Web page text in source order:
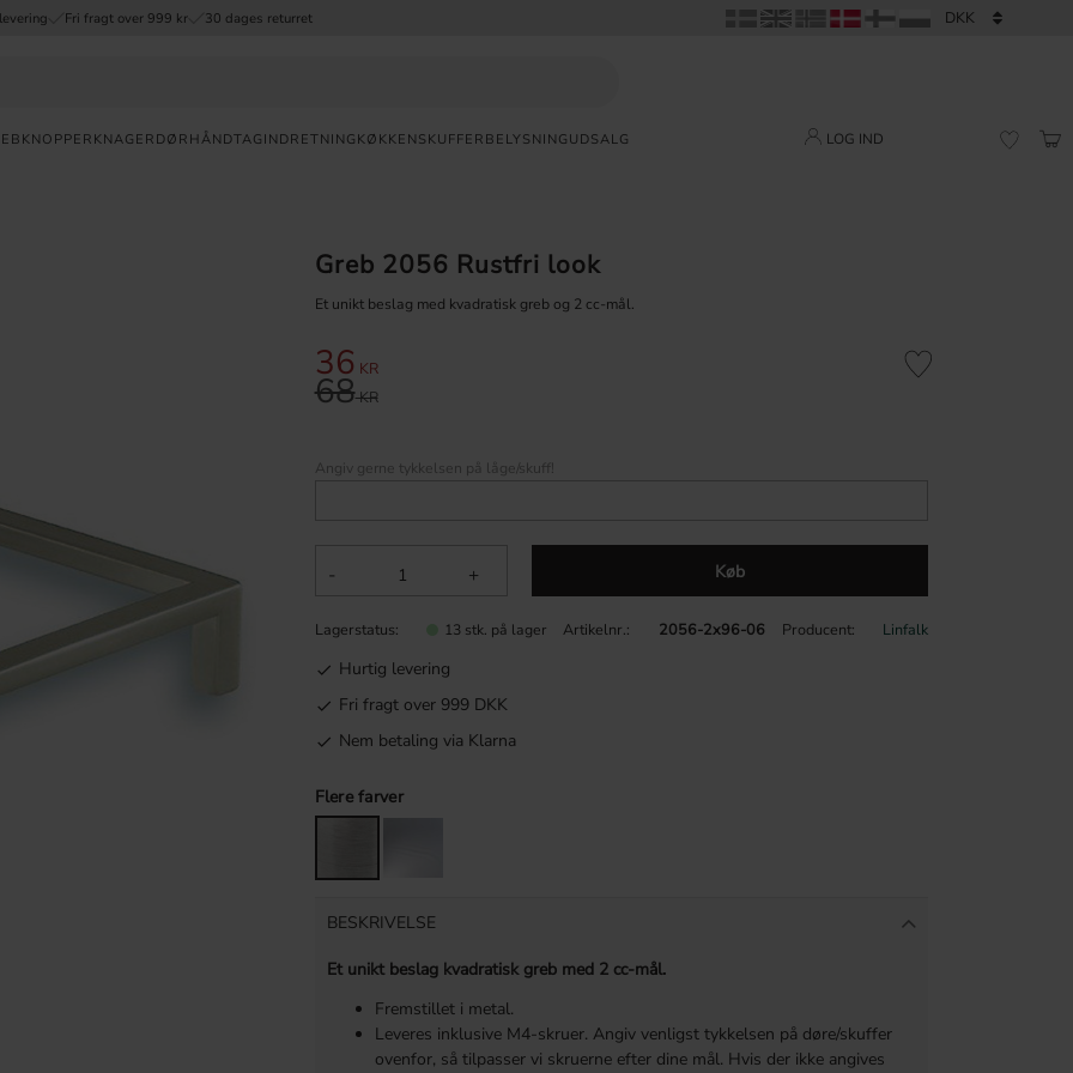
Fri fragt over 999 kr 30 dages returret
KNOPPER KNAGER DØRHÅNDTAG INDRETNING KØKKENSKUFFER BELYSNING UDSALG LOG IND
Greb 2056 Rustfri look
Et unikt beslag med kvadratisk greb og 2 cc-mål.
Nedsat pris:
36 KR
Original pris:
68KR
+
- Køb
Gem som favorit
Angiv gerne tykkelsen på låge/skuff!
Lagerstatus 13 stk. på lager Artikelnr. 2056-2x96-06 Producent Linfalk
Hurtig levering
Fri fragt over 999 DKK
Nem betaling via Klarna
Flere farver
BESKRIVELSE
Et unikt beslag kvadratisk greb med 2 cc-mål.
Fremstillet i metal.
Leveres inklusive M4-skruer. Angiv venligst tykkelsen på døre/skuffer
ovenfor, så tilpasser vi skruerne efter dine mål. Hvis der ikke angives
HURTIG
LEVERING
DAGES
ÅBENT
FRAGT